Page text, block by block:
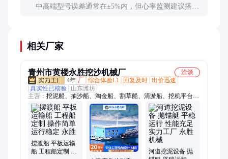
中高端型号误差通常在±5%内，但心率监测建议搭配
相关厂家
青州市黄楼永胜挖沙机械厂
洽谈
4年 厂 综合体验L1 回复及时 出价迅速
真实性已核验
山东潍坊
主营： 挖泥船、抽沙船、淘金船、割草船、清淤船、挖机平台、
保洁船
摆渡船 平板运输
船 工程船定制 操
河道挖泥设备 抛